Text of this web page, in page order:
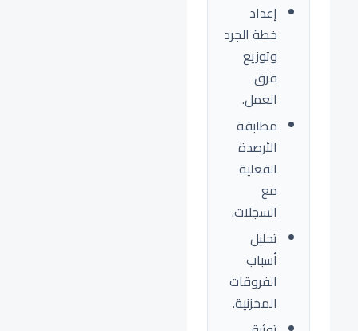
إعداد
خطة الجرد
وتوزيع
فرق
العمل.
مطابقة
الأرصدة
الفعلية
مع
السجلات.
تحليل
أسباب
الفروقات
المخزنية.